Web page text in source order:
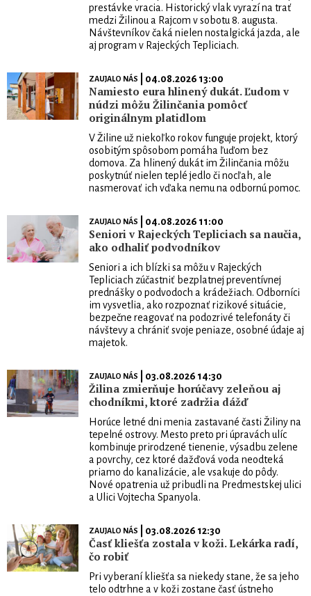
prestávke vracia. Historický vlak vyrazí na trať
medzi Žilinou a Rajcom v sobotu 8. augusta.
Návštevníkov čaká nielen nostalgická jazda, ale
aj program v Rajeckých Tepliciach.
ZAUJALO NÁS | 04.08.2026 13:00
Namiesto eura hlinený dukát. Ľudom v
núdzi môžu Žilinčania pomôcť
originálnym platidlom
V Žiline už niekoľko rokov funguje projekt, ktorý
osobitým spôsobom pomáha ľuďom bez
domova. Za hlinený dukát im Žilinčania môžu
poskytnúť nielen teplé jedlo či nocľah, ale
nasmerovať ich vďaka nemu na odbornú pomoc.
ZAUJALO NÁS | 04.08.2026 11:00
Seniori v Rajeckých Tepliciach sa naučia,
ako odhaliť podvodníkov
Seniori a ich blízki sa môžu v Rajeckých
Tepliciach zúčastniť bezplatnej preventívnej
prednášky o podvodoch a krádežiach. Odborníci
im vysvetlia, ako rozpoznať rizikové situácie,
bezpečne reagovať na podozrivé telefonáty či
návštevy a chrániť svoje peniaze, osobné údaje aj
majetok.
ZAUJALO NÁS | 03.08.2026 14:30
Žilina zmierňuje horúčavy zeleňou aj
chodníkmi, ktoré zadržia dážď
Horúce letné dni menia zastavané časti Žiliny na
tepelné ostrovy. Mesto preto pri úpravách ulíc
kombinuje prirodzené tienenie, výsadbu zelene
a povrchy, cez ktoré dažďová voda neodteká
priamo do kanalizácie, ale vsakuje do pôdy.
Nové opatrenia už pribudli na Predmestskej ulici
a Ulici Vojtecha Spanyola.
ZAUJALO NÁS | 03.08.2026 12:30
Časť kliešťa zostala v koži. Lekárka radí,
čo robiť
Pri vyberaní kliešťa sa niekedy stane, že sa jeho
telo odtrhne a v koži zostane časť ústneho